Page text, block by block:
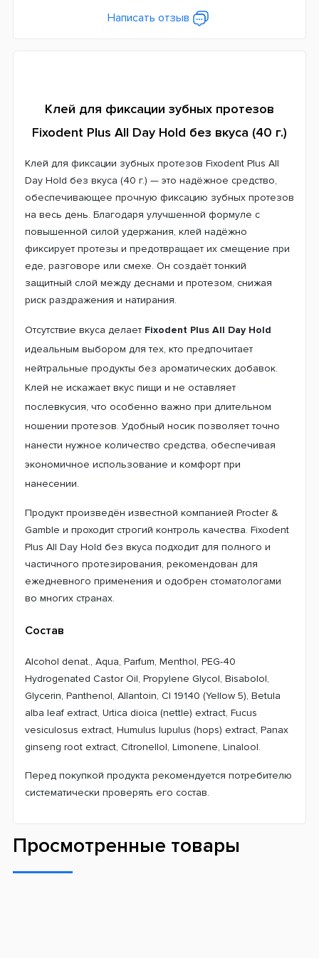
Написать отзыв
Клей для фиксации зубных протезов
Fixodent Plus All Day Hold без вкуса (40 г.)
Клей для фиксации зубных протезов Fixodent Plus All
Day Hold без вкуса (40 г.) — это надёжное средство,
обеспечивающее прочную фиксацию зубных протезов
на весь день. Благодаря улучшенной формуле с
повышенной силой удержания, клей надёжно
фиксирует протезы и предотвращает их смещение при
еде, разговоре или смехе. Он создаёт тонкий
защитный слой между деснами и протезом, снижая
риск раздражения и натирания.
Отсутствие вкуса делает Fixodent Plus All Day Hold
идеальным выбором для тех, кто предпочитает
нейтральные продукты без ароматических добавок.
Клей не искажает вкус пищи и не оставляет
послевкусия, что особенно важно при длительном
ношении протезов. Удобный носик позволяет точно
нанести нужное количество средства, обеспечивая
экономичное использование и комфорт при
нанесении.
Продукт произведён известной компанией Procter &
Gamble и проходит строгий контроль качества. Fixodent
Plus All Day Hold без вкуса подходит для полного и
частичного протезирования, рекомендован для
ежедневного применения и одобрен стоматологами
во многих странах.
Состав
Alcohol denat., Aqua, Parfum, Menthol, PEG-40
Hydrogenated Castor Oil, Propylene Glycol, Bisabolol,
Glycerin, Panthenol, Allantoin, CI 19140 (Yellow 5), Betula
alba leaf extract, Urtica dioica (nettle) extract, Fucus
vesiculosus extract, Humulus lupulus (hops) extract, Panax
ginseng root extract, Citronellol, Limonene, Linalool.
Перед покупкой продукта рекомендуется потребителю
систематически проверять его состав.
Просмотренные товары